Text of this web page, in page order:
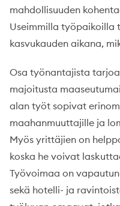
mahdollisuuden
Useimmilla työpaikoilla
kasvukauden aikana,
Osa työnantajista
majoitusta
alan työt sopivat
maahanmuuttajille ja
Myös yrittäjien on
koska he voivat
Työvoimaa on
sekä hotelli- ja